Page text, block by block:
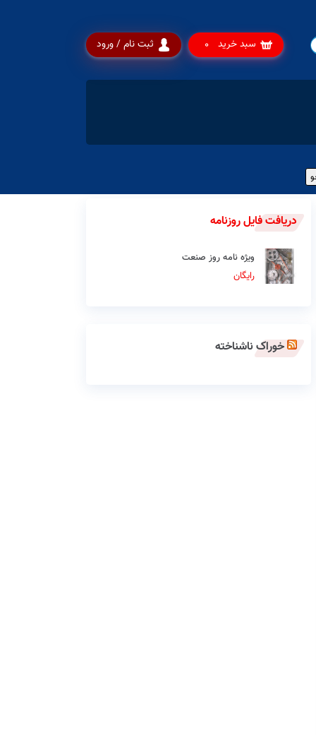
ثبت نام / ورود سبد خرید 0
دریافت فایل روزنامه
ویژه نامه روز صنعت
رایگان
خوراک ناشناخته